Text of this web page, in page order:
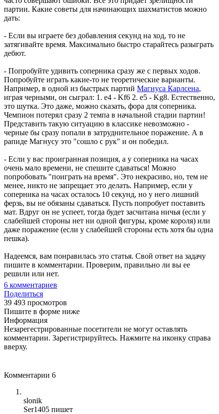
партии. Какие советы для начинающих шахматистов можно
дать:
- Если вы играете без добавления секунд на ход, то не
затягивайте время. Максимально быстро старайтесь разыграть
дебют.
- Попробуйте удивить соперника сразу же с первых ходов.
Попробуйте играть какие-то не теоретические варианты.
Например, в одной из быстрых партий Магнуса Карлсена,
играя черными, он сыграл: 1. e4 - Kf6 2. e5 - Kg8. Естественно,
это шутка. Это даже, можно сказать, фора для соперника.
Чемпион потерял сразу 2 темпа в начальной стадии партии!
Представить такую ситуацию в классике невозможно -
черные бы сразу попали в затруднительное поражение. А в
рапиде Магнусу это "сошло с рук" и он победил.
- Если у вас проигранная позиция, а у соперника на часах
очень мало времени, не спешите сдаваться! Можно
попробовать "поиграть на время". Это некрасиво, но, тем не
менее, никто не запрещает это делать. Например, если у
соперника на часах осталось 10 секунд, но у него лишний
ферзь, вы не обязаны сдаваться. Пусть попробует поставить
мат. Вдруг он не успеет, тогда будет засчитана ничья (если у
слабейшей стороны нет ни одной фигуры, кроме короля) или
даже поражение (если у слабейшей стороны есть хотя бы одна
пешка).
Надеемся, вам понравилась это статья. Свой ответ на задачу
пишите в комментарии. Проверим, правильно ли вы ее
решили или нет.
6 комментариев
Поделиться
39 493 просмотров
Пишите в форме ниже
Информация
Незарегестрированные посетители не могут оставлять
комментарии. Зарегистрируйтесь. Нажмите на иконку справа
вверху.
Комментарии 6
slonik
Ser1405 пишет